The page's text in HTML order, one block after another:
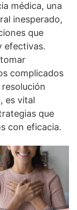
médica, una
inesperado,
que
efectivas.
complicados
es vital
que
con eficacia.